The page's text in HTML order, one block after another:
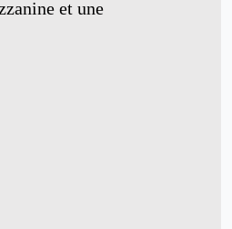
et une